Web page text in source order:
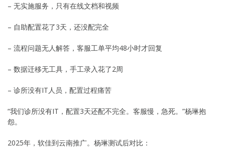
– 无实施服务，只有在线文档和视频
– 自助配置花了3天，还没配完全
– 流程问题无人解答，客服工单平均48小时才回复
– 数据迁移无工具，手工录入花了2周
– 诊所没有IT人员，配置过程痛苦
“我们诊所没有IT，配置3天还配不完全。客服慢，急死。”杨琳抱
怨。
2025年，软佳到云南推广。杨琳测试后对比：